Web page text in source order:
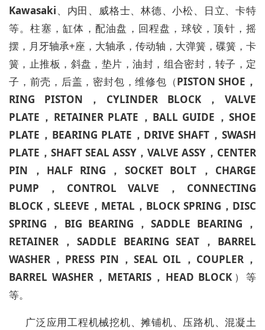
Kawasaki、内田、威格士、林德、小松、日立、卡特
等。柱塞，缸体，配油盘，回程盘，球铰，顶针，摇
摆，月牙轴承+座，大轴承，传动轴，大弹簧，碟簧，卡
簧，止推板，斜盘，垫片，油封，组合密封，转子，定
子，前壳，后盖，密封包，维修包（PISTON SHOE，
RING PISTON，CYLINDER BLOCK，VALVE
PLATE，RETAINER PLATE，BALL GUIDE，SHOE
PLATE，BEARING PLATE，DRIVE SHAFT，SWASH
PLATE，SHAFT SEAL ASSY，VALVE ASSY，CENTER
PIN，HALF RING，SOCKET BOLT，CHARGE
PUMP，CONTROL VALVE，CONNECTING
BLOCK，SLEEVE，METAL，BLOCK SPRING，DISC
SPRING，BIG BEARING，SADDLE BEARING，
RETAINER，SADDLE BEARING SEAT，BARREL
WASHER，PRESS PIN，SEAL OIL，COUPLER，
BARREL WASHER，METARIS，HEAD BLOCK ）等
等。
广泛应用工程机械挖机、摊铺机、压路机、混凝土